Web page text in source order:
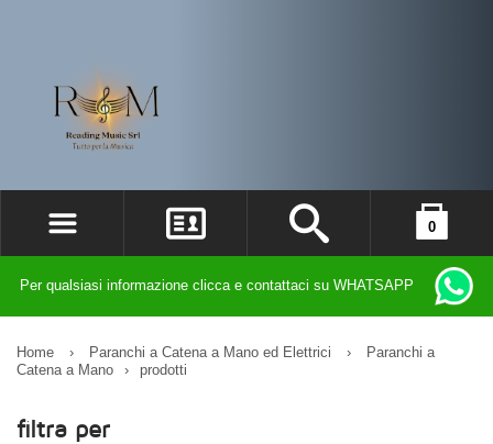
ACCEDI
REGISTRATI
0
Per qualsiasi informazione clicca e contattaci su WHATSAPP
Home › Paranchi a Catena a Mano ed Elettrici ›
Paranchi a
Catena a Mano
› prodotti
filtra per